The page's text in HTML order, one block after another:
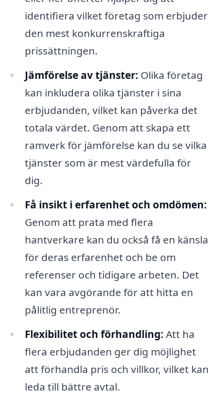
identifiera vilket företag som erbjuder
den mest konkurrenskraftiga
prissättningen.
Jämförelse av tjänster: Olika företag
kan inkludera olika tjänster i sina
erbjudanden, vilket kan påverka det
totala värdet. Genom att skapa ett
ramverk för jämförelse kan du se vilka
tjänster som är mest värdefulla för
dig.
Få insikt i erfarenhet och omdömen:
Genom att prata med flera
hantverkare kan du också få en känsla
för deras erfarenhet och be om
referenser och tidigare arbeten. Det
kan vara avgörande för att hitta en
pålitlig entreprenör.
Flexibilitet och förhandling: Att ha
flera erbjudanden ger dig möjlighet
att förhandla pris och villkor, vilket kan
leda till bättre avtal.